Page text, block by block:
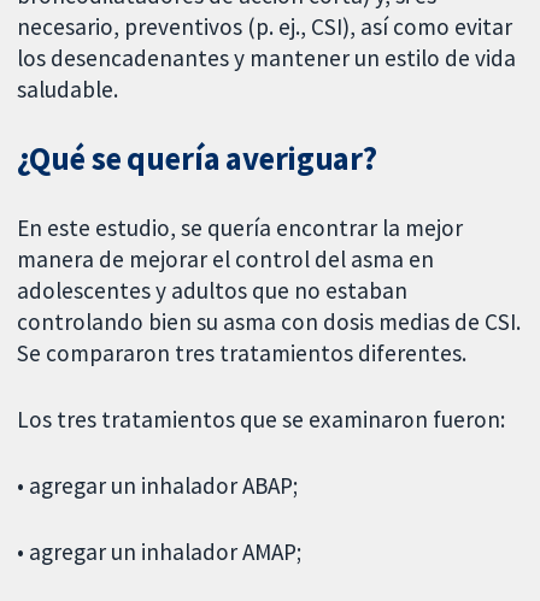
necesario, preventivos (p. ej., CSI), así como evitar
los desencadenantes y mantener un estilo de vida
saludable.
¿Qué se quería averiguar?
En este estudio, se quería encontrar la mejor
manera de mejorar el control del asma en
adolescentes y adultos que no estaban
controlando bien su asma con dosis medias de CSI.
Se compararon tres tratamientos diferentes.
Los tres tratamientos que se examinaron fueron:
• agregar un inhalador ABAP;
• agregar un inhalador AMAP;